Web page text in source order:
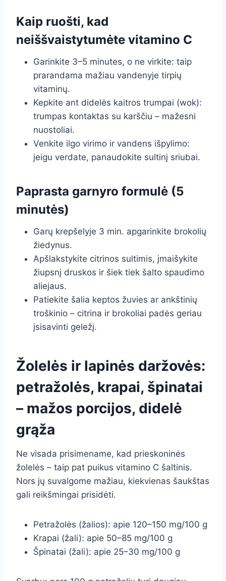
Kaip ruošti, kad
neiššvaistytumėte vitamino C
Garinkite 3–5 minutes, o ne virkite: taip
prarandama mažiau vandenyje tirpių
vitaminų.
Kepkite ant didelės kaitros trumpai (wok):
trumpas kontaktas su karščiu – mažesni
nuostoliai.
Venkite ilgo virimo ir vandens išpylimo:
jeigu verdate, panaudokite sultinį sriubai.
Paprasta garnyro formulė (5
minutės)
Garų krepšelyje 3 min. apgarinkite brokolių
žiedynus.
Apšlakstykite citrinos sultimis, įmaišykite
žiupsnį druskos ir šiek tiek šalto spaudimo
aliejaus.
Patiekite šalia keptos žuvies ar ankštinių
troškinio – citrina ir brokoliai padės geriau
įsisavinti geležį.
Žolelės ir lapinės daržovės:
petražolės, krapai, špinatai
– mažos porcijos, didelė
grąža
Ne visada prisimename, kad prieskoninės
žolelės – taip pat puikus vitamino C šaltinis.
Nors jų suvalgome mažiau, kiekvienas šaukštas
gali reikšmingai prisidėti.
Petražolės (žalios): apie 120–150 mg/100 g
Krapai (žali): apie 50–85 mg/100 g
Špinatai (žali): apie 25–30 mg/100 g